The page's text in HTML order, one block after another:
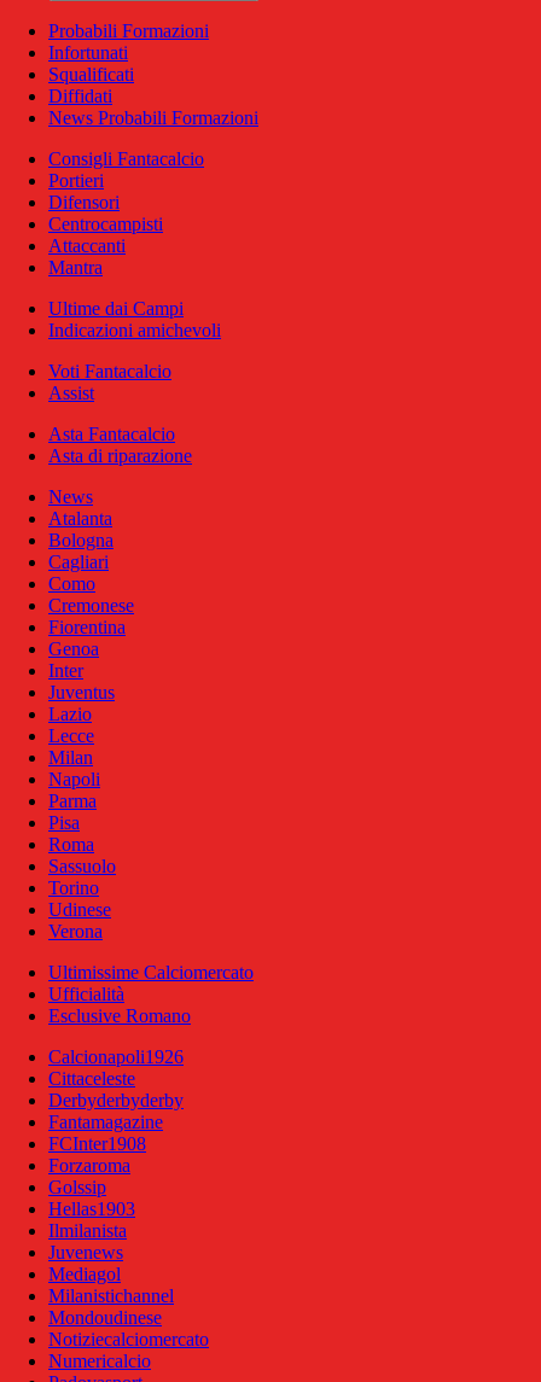
Probabili Formazioni
Infortunati
Squalificati
Diffidati
News Probabili Formazioni
Consigli Fantacalcio
Portieri
Difensori
Centrocampisti
Attaccanti
Mantra
Ultime dai Campi
Indicazioni amichevoli
Voti Fantacalcio
Assist
Asta Fantacalcio
Asta di riparazione
News
Atalanta
Bologna
Cagliari
Como
Cremonese
Fiorentina
Genoa
Inter
Juventus
Lazio
Lecce
Milan
Napoli
Parma
Pisa
Roma
Sassuolo
Torino
Udinese
Verona
Ultimissime Calciomercato
Ufficialità
Esclusive Romano
Calcionapoli1926
Cittaceleste
Derbyderbyderby
Fantamagazine
FCInter1908
Forzaroma
Golssip
Hellas1903
Ilmilanista
Juvenews
Mediagol
Milanistichannel
Mondoudinese
Notiziecalciomercato
Numericalcio